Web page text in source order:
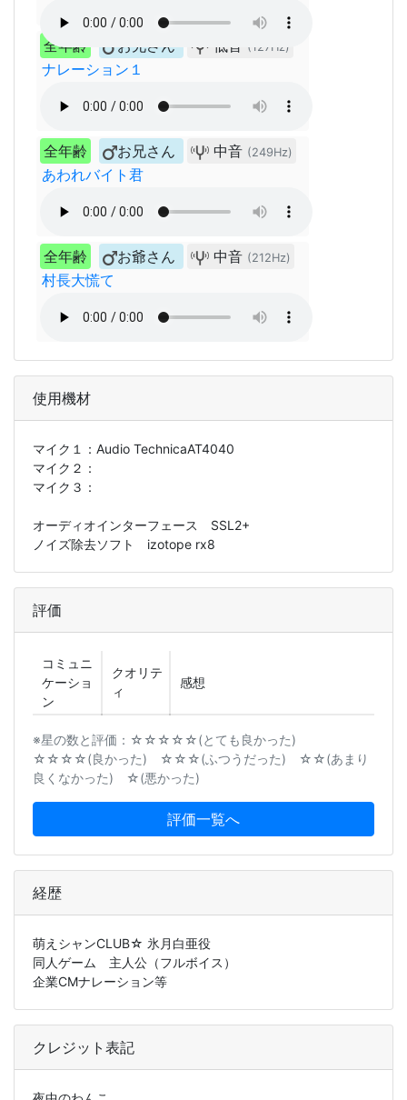
全年齢 お兄さん 低音 (127Hz)
ナレーション１
全年齢 お兄さん 中音 (249Hz)
あわれバイト君
全年齢 お爺さん 中音 (212Hz)
村長大慌て
使用機材
マイク１： Audio TechnicaAT4040
マイク２：
マイク３：
オーディオインターフェース SSL2+
ノイズ除去ソフト izotope rx8
評価
コミュニ
ケーショ
ン
クオリテ
ィ
感想
※星の数と評価：☆☆☆☆☆(とても良かった)
☆☆☆☆(良かった) ☆☆☆(ふつうだった) ☆☆(あまり
良くなかった) ☆(悪かった)
評価一覧へ
経歴
萌えシャンCLUB☆ 氷月白亜役
同人ゲーム 主人公（フルボイス）
企業CMナレーション等
クレジット表記